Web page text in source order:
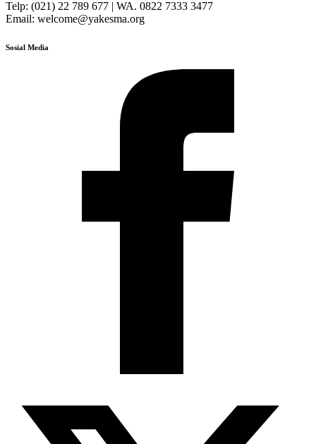
Telp: (021) 22 789 677 | WA. 0822 7333 3477
Email: welcome@yakesma.org
Sosial Media